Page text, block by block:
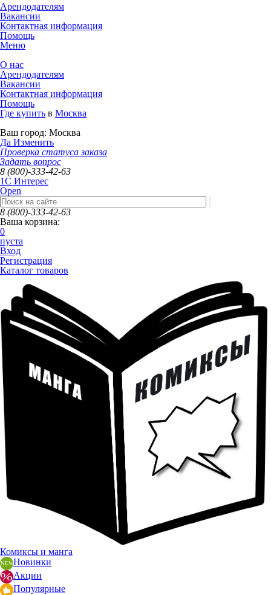
Арендодателям
Вакансии
Контактная информация
Помощь
Меню
О нас
Арендодателям
Вакансии
Контактная информация
Помощь
Где купить в Москва
Ваш город: Москва
Да Изменить
Проверка статуса заказа
Задать вопрос
8 (800)-333-42-63
1C Интерес
Open
8 (800)-333-42-63
Ваша корзина:
0
пуста
Вход
Регистрация
Каталог товаров
Комиксы и манга
Новинки
Акции
Популярные